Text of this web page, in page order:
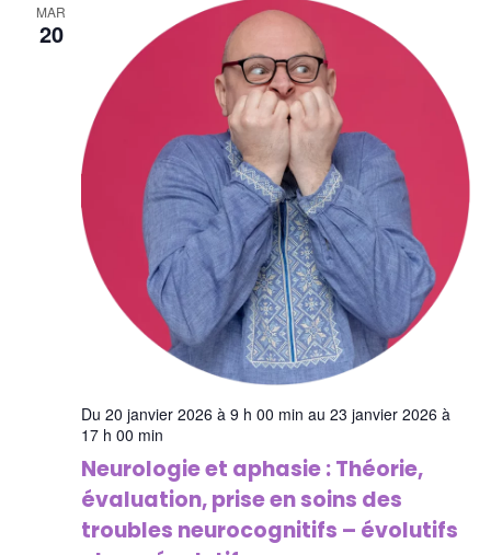
MAR
20
Du 20 janvier 2026 à 9 h 00 min au 23 janvier 2026 à
17 h 00 min
Neurologie et aphasie : Théorie,
évaluation, prise en soins des
troubles neurocognitifs – évolutifs